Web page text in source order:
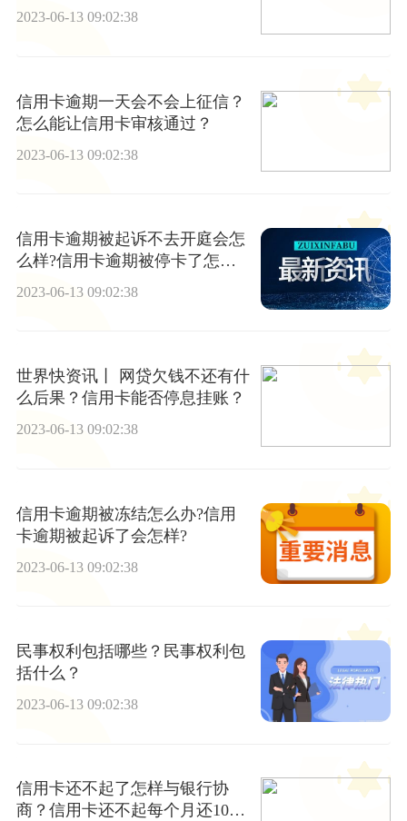
2023-06-13 09:02:38
信用卡逾期一天会不会上征信？
怎么能让信用卡审核通过？
2023-06-13 09:02:38
信用卡逾期被起诉不去开庭会怎
么样?信用卡逾期被停卡了怎么
2023-06-13 09:02:38
世界快资讯丨 网贷欠钱不还有什
么后果？信用卡能否停息挂账？
2023-06-13 09:02:38
信用卡逾期被冻结怎么办?信用
卡逾期被起诉了会怎样?
2023-06-13 09:02:38
民事权利包括哪些？民事权利包
括什么？
2023-06-13 09:02:38
信用卡还不起了怎样与银行协
商？信用卡还不起每个月还10块